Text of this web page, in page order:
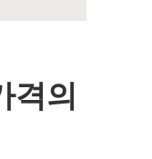
격의